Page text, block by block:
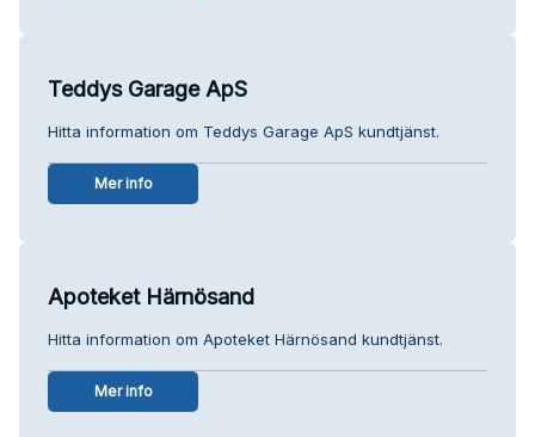
Teddys Garage ApS
Hitta information om Teddys Garage ApS kundtjänst.
Mer info
Apoteket Härnösand
Hitta information om Apoteket Härnösand kundtjänst.
Mer info